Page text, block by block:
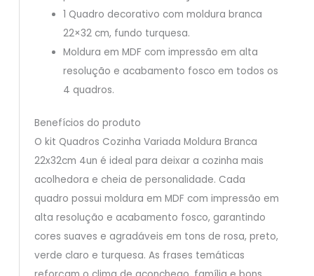
1 Quadro decorativo com moldura branca
22×32 cm, fundo turquesa.
Moldura em MDF com impressão em alta
resolução e acabamento fosco em todos os
4 quadros.
Benefícios do produto
O kit Quadros Cozinha Variada Moldura Branca
22x32cm 4un é ideal para deixar a cozinha mais
acolhedora e cheia de personalidade. Cada
quadro possui moldura em MDF com impressão em
alta resolução e acabamento fosco, garantindo
cores suaves e agradáveis em tons de rosa, preto,
verde claro e turquesa. As frases temáticas